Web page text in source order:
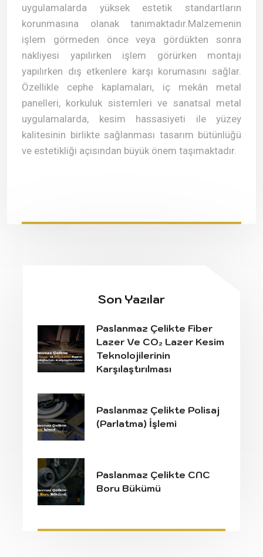
uygulamalarda yüksek estetik standartların
korunmasına olanak tanımaktadır.Malzemenin
işlem görmeden önce veya gördükten sonra
nakliyesi yapılırken işlem görürken montajı
yapılırken dış etkenlere karşı korumasını sağlar.
Özellikle cephe kaplamaları, iç mekân metal
panelleri, korkuluk sistemleri ve sanatsal metal
uygulamalarda, kesim hassasiyeti ile yüzey
kalitesinin birlikte sağlanması tasarım bütünlüğü
ve estetikliği açısından büyük önem taşımaktadır.
Son Yazılar
Paslanmaz Çelikte Fiber
Lazer Ve CO₂ Lazer Kesim
Teknolojilerinin
Karşılaştırılması
Paslanmaz Çelikte Polisaj
(Parlatma) İşlemi
Paslanmaz Çelikte CNC
Boru Bükümü